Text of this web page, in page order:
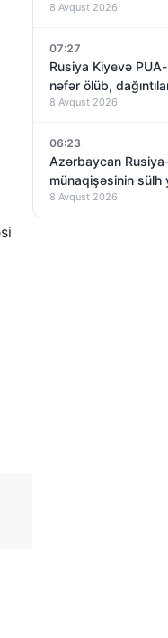
8 Avqust 2026
07:27
Rusiya Kiyevə
nəfər ölüb,
8 Avqust 2026
06:23
Azərbaycan
münaqişəsinin sülh
8 Avqust 2026